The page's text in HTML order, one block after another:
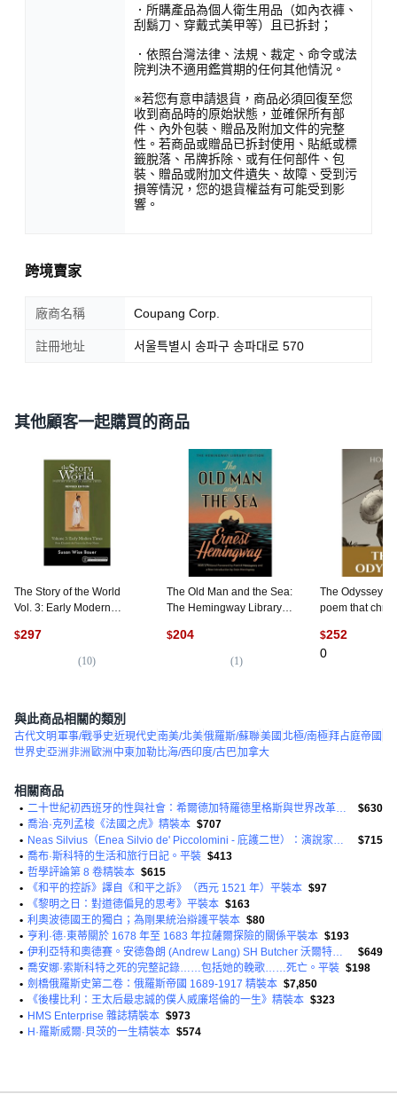
．所購產品為個人衛生用品（如內衣褲、
刮鬍刀、穿戴式美甲等）且已拆封；
．依照台灣法律、法規、裁定、命令或法
院判決不適用鑑賞期的任何其他情況。
※若您有意申請退貨，商品必須回復至您
收到商品時的原始狀態，並確保所有部
件、內外包裝、贈品及附加文件的完整
性。若商品或贈品已拆封使用、貼紙或標
籤脫落、吊牌拆除、或有任何部件、包
裝、贈品或附加文件遺失、故障、受到污
損等情況，您的退貨權益有可能受到影
響。
跨境賣家
廠商名稱 Coupang Corp.
註冊地址 서울특별시 송파구 송파대로 570
其他顧客一起購買的商品
The Story of the World
Vol. 3: Early Modern
First to the Forty-Niners,
Well-Trained Mind Press
$297
(10)
The Old Man and the Sea:
The Hemingway Library
Book Company, 英文
$204
(1)
The Odyssey:
poem that
also known as
his ... 平裝版,
$252
0
與此商品相關的類別
古代文明軍事/戰爭史近現代史 南美/北美俄羅斯/蘇聯美國 北極/南極拜占庭帝國
世界史亞洲 非洲 歐洲 中東加勒比海/西印度/古巴加拿大
相關商品
• 二十世紀初西班牙的性與社會：希爾德加特羅德里格斯與世界改革聯盟精裝本
$630
• 喬治·克列孟梭《法國之虎》精裝本 $707
•
Neas Silvius（Enea Silvio de' Piccolomini - 庇護二世）：演說家、文學家、政治家和教宗精裝本
$715
• 喬布·斯科特的生活和旅行日記。平裝 $413
• 哲學評論第 8 卷精裝本 $615
•
《和平的控訴》譯自《和平之訴》（西元 1521 年）平裝本 $97
•
《黎明之日：對道德偏見的思考》平裝本 $163
• 利奧波德國王的獨白；為剛果統治辯護平裝本 $80
• 亨利·德·東蒂關於 1678 年至 1683 年拉薩爾探險的關係平裝本 $193
•
伊利亞特和奧德賽。安德魯朗 (Andrew Lang) SH Butcher 沃爾特利夫 (Walter Leaf) 和歐內斯特邁爾斯 (Ernest Myers) 撰寫的英文散文精裝本
$649
• 喬安娜·索斯科特之死的完整記錄……包括她的輓歌……死亡。平裝 $198
• 劍橋俄羅斯史第二卷：俄羅斯帝國 1689-1917 精裝本 $7,850
•
《後樓比利：王太后最忠誠的僕人威廉塔倫的一生》精裝本 $323
• HMS Enterprise 雜誌精裝本 $973
• H·羅斯威爾·貝茨的一生精裝本 $574